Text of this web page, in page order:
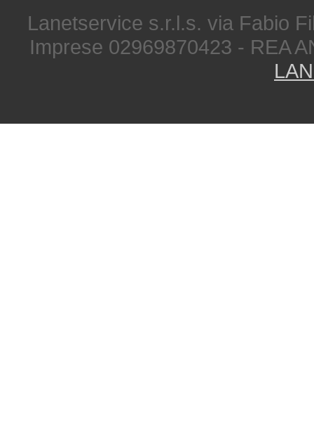
Lanetservice s.r.l.s. via Fabio
Imprese 02969870423 - REA